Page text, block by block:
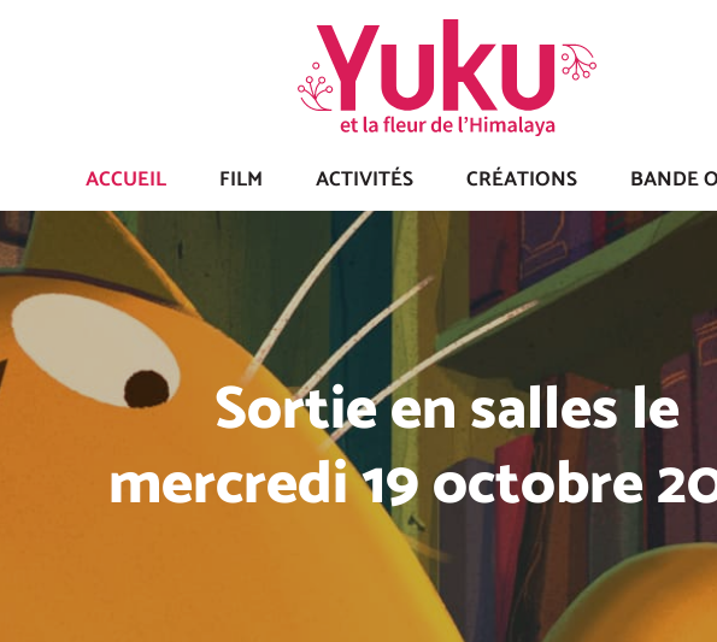
ACCUEIL FILM ACTIVITÉS CRÉATIONS BANDE
Une comédie
Rémi Durin et Arnaud